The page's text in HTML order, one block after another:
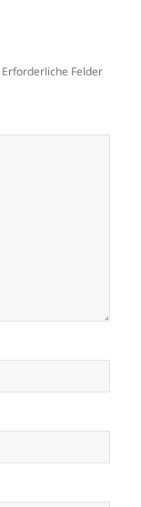
Erforderliche Felder